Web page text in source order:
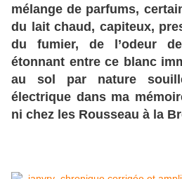
mélange de parfums,
du lait chaud, capiteux,
du fumier, de l’odeur
étonnant entre ce blanc
au sol par nature
électrique dans ma
ni chez les Rousseau à la